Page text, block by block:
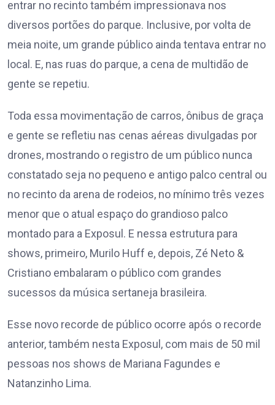
entrar no recinto também impressionava nos
diversos portões do parque. Inclusive, por volta de
meia noite, um grande público ainda tentava entrar no
local. E, nas ruas do parque, a cena de multidão de
gente se repetiu.
Toda essa movimentação de carros, ônibus de graça
e gente se refletiu nas cenas aéreas divulgadas por
drones, mostrando o registro de um público nunca
constatado seja no pequeno e antigo palco central ou
no recinto da arena de rodeios, no mínimo três vezes
menor que o atual espaço do grandioso palco
montado para a Exposul. E nessa estrutura para
shows, primeiro, Murilo Huff e, depois, Zé Neto &
Cristiano embalaram o público com grandes
sucessos da música sertaneja brasileira.
Esse novo recorde de público ocorre após o recorde
anterior, também nesta Exposul, com mais de 50 mil
pessoas nos shows de Mariana Fagundes e
Natanzinho Lima.